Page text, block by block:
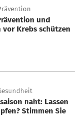
und
vor Krebs schützen
naht: Lassen
Stimmen Sie